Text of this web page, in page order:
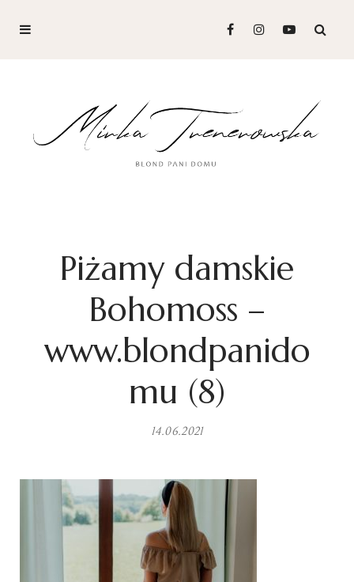
Piżamy damskie
Bohomoss –
www.blondpanido
mu (8)
14.06.2021